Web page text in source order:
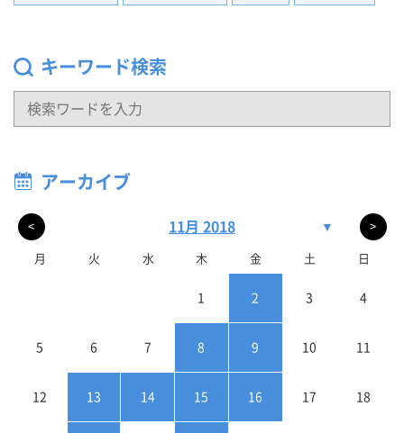
キーワード検索
アーカイブ
< 11月 2018 ▼ >
月 火 水 木 金 土 日
1 2 3 4
5 6 7 8 9 10 11
12 13 14 15 16 17 18